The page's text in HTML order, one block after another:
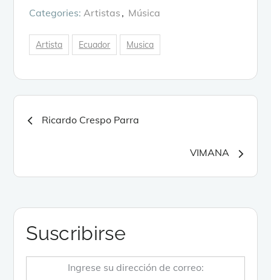
Categories: Artistas Música
Artista Ecuador Musica
Navegación
entradas
Ricardo Crespo Parra
VIMANA
Suscribirse
Ingrese su dirección de correo: